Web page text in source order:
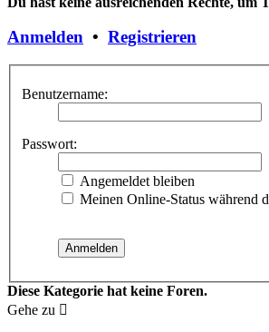
Anmelden • Registrieren
Benutzername:
Passwort:
Angemeldet bleiben
Meinen Online-Status während
Diese Kategorie hat keine Foren.
Gehe zu